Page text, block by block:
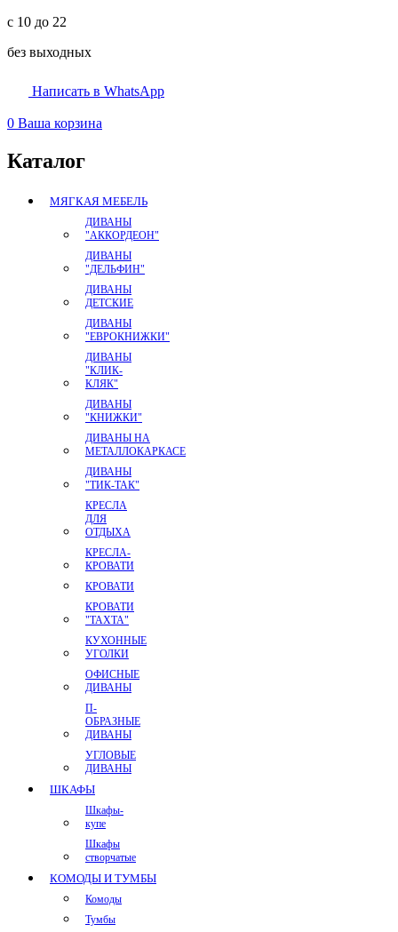
с 10 до 22
без выходных
Написать в WhatsApp
0 Ваша корзина
Каталог
МЯГКАЯ МЕБЕЛЬ
ДИВАНЫ
"АККОРДЕОН"
ДИВАНЫ
"ДЕЛЬФИН"
ДИВАНЫ
ДЕТСКИЕ
ДИВАНЫ
"ЕВРОКНИЖКИ"
ДИВАНЫ
"КЛИК-
КЛЯК"
ДИВАНЫ
"КНИЖКИ"
ДИВАНЫ НА
МЕТАЛЛОКАРКАСЕ
ДИВАНЫ
"ТИК-ТАК"
КРЕСЛА
ДЛЯ
ОТДЫХА
КРЕСЛА-
КРОВАТИ
КРОВАТИ
КРОВАТИ
"ТАХТА"
КУХОННЫЕ
УГОЛКИ
ОФИСНЫЕ
ДИВАНЫ
П-
ОБРАЗНЫЕ
ДИВАНЫ
УГЛОВЫЕ
ДИВАНЫ
ШКАФЫ
Шкафы-
купе
Шкафы
створчатые
КОМОДЫ И ТУМБЫ
Комоды
Тумбы